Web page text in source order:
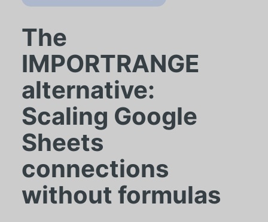
The
IMPORTRANGE
alternative:
Scaling Google
Sheets
connections
without formulas